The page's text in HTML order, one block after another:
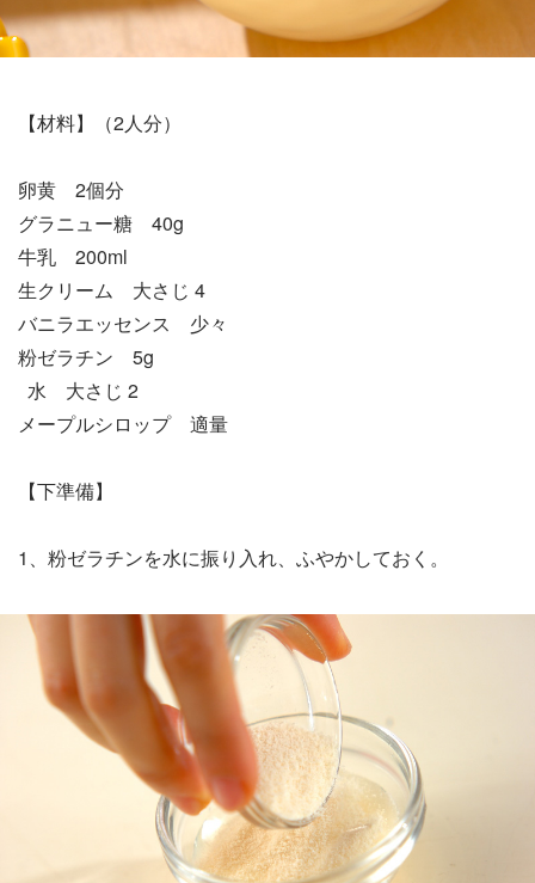
【材料】（2人分）
卵黄 2個分
グラニュー糖 40g
牛乳 200ml
生クリーム 大さじ 4
バニラエッセンス 少々
粉ゼラチン 5g
水 大さじ 2
メープルシロップ 適量
【下準備】
1、粉ゼラチンを水に振り入れ、ふやかしておく。